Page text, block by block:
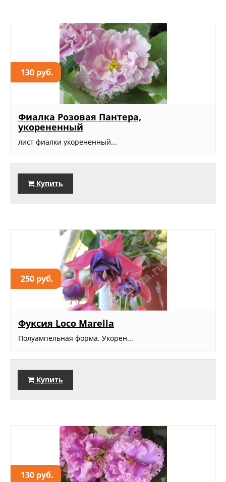
130 руб.
Фиалка Розовая Пантера,
укорененный
лист фиалки укорененный...
Купить
250 руб.
Фуксия Loco Marella
Полуампельная форма. Укорен...
Купить
130 руб.